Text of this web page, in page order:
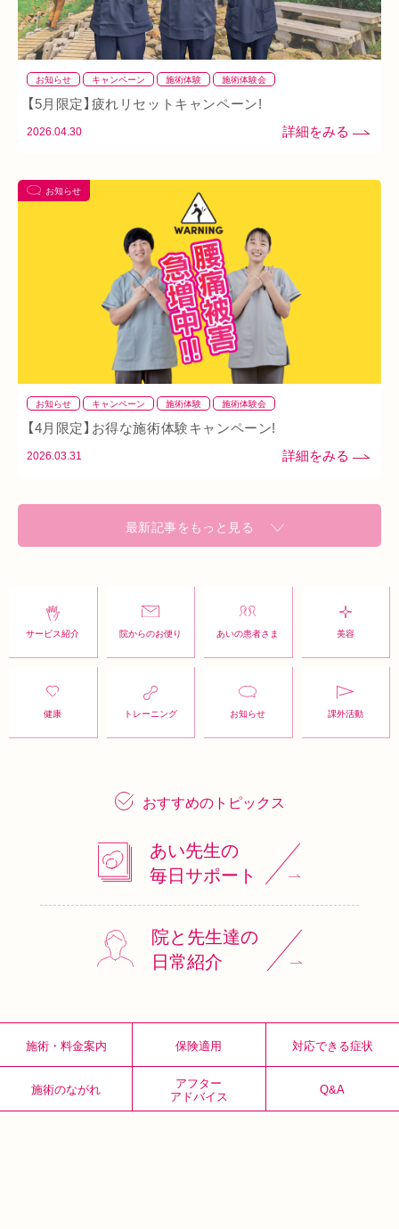
お知らせ キャンペーン 施術体験 施術体験会
【5月限定】疲れリセットキャンペーン!
2026.04.30
お知らせ
お知らせ キャンペーン 施術体験 施術体験会
【4月限定】お得な施術体験キャンペーン!
2026.03.31
最新記事をもっと見る
サービス紹介 院からのお便り あいの患者さま 美容
健康 トレーニング お知らせ 課外活動
おすすめのトピックス
あい先生の
毎日サポート
院と先生達の
日常紹介
施術・料金案内 保険適用 対応できる症状
施術のながれ アフター
アドバイス Q&A